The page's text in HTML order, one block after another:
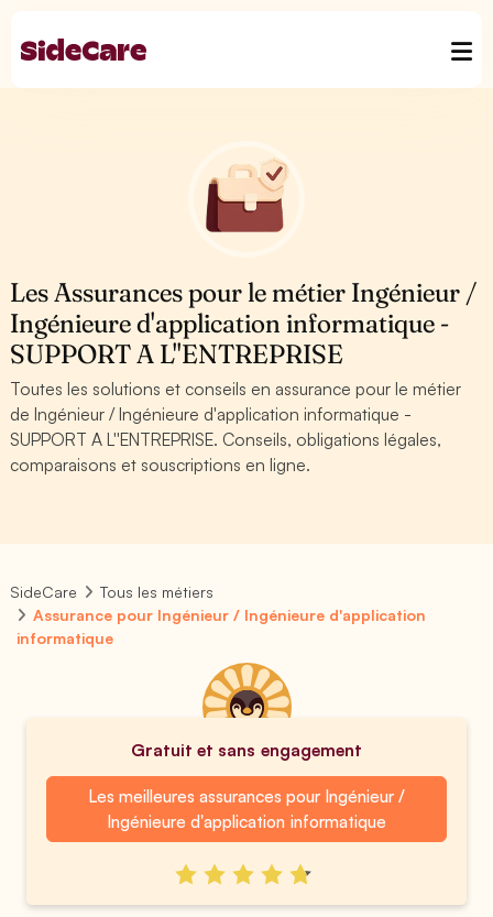
Les Assurances pour le métier Ingénieur /
Ingénieure d'application informatique -
SUPPORT A L''ENTREPRISE
Toutes les solutions et conseils en assurance pour le métier
de Ingénieur / Ingénieure d'application informatique -
SUPPORT A L''ENTREPRISE. Conseils, obligations légales,
comparaisons et souscriptions en ligne.
SideCare
Tous les métiers
Assurance pour Ingénieur / Ingénieure d'application
informatique
Gratuit et sans engagement
Les meilleures assurances pour Ingénieur /
Ingénieure d'application informatique